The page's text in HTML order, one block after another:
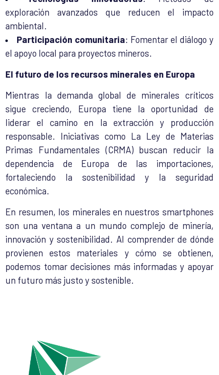
exploración avanzados que reducen el impacto
ambiental.
Participación comunitaria: Fomentar el diálogo y
el apoyo local para proyectos mineros.
El futuro de los recursos minerales en Europa
Mientras la demanda global de minerales críticos
sigue creciendo, Europa tiene la oportunidad de
liderar el camino en la extracción y producción
responsable. Iniciativas como La Ley de Materias
Primas Fundamentales (CRMA)buscan reducir la
dependencia de Europa de las importaciones,
fortaleciendo la sostenibilidad y la seguridad
económica.
En resumen, los minerales en nuestros smartphones
son una ventana a un mundo complejo de minería,
innovación y sostenibilidad. Al comprender de dónde
provienen estos materiales y cómo se obtienen,
podemos tomar decisiones más informadas y apoyar
un futuro más justo y sostenible.